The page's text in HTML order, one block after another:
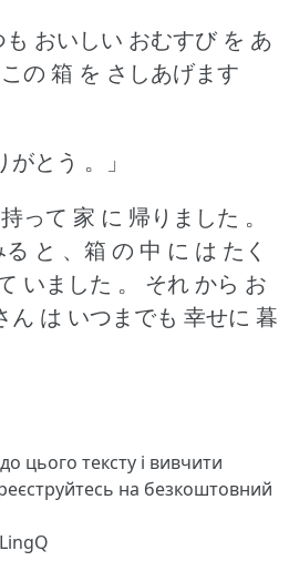
も おいしい おむすび を あ
の 箱 を さしあげます
がとう 。」
って 家 に 帰りました 。
と 、箱 の 中 に は たく
いました 。
それ から お
ん は いつまでも 幸せに 暮
цього тексту і вивчити
на безкоштовний